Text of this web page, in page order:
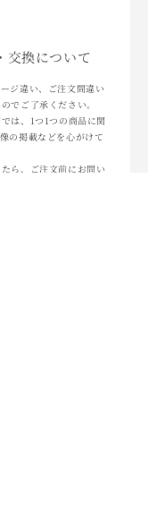
交換について
ジ違い、ご注文間違い
でご了承ください。
は、1つ1つの商品に関
の掲載などを心がけて
ら、ご注文前にお問い